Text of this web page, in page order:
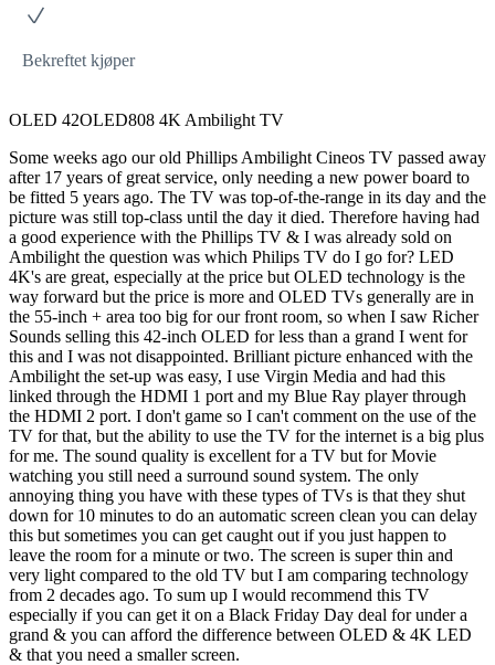
Bekreftet kjøper
OLED 42OLED808 4K Ambilight TV
Some weeks ago our old Phillips Ambilight Cineos TV passed away
after 17 years of great service, only needing a new power board to
be fitted 5 years ago. The TV was top-of-the-range in its day and the
picture was still top-class until the day it died. Therefore having had
a good experience with the Phillips TV & I was already sold on
Ambilight the question was which Philips TV do I go for? LED
4K's are great, especially at the price but OLED technology is the
way forward but the price is more and OLED TVs generally are in
the 55-inch + area too big for our front room, so when I saw Richer
Sounds selling this 42-inch OLED for less than a grand I went for
this and I was not disappointed. Brilliant picture enhanced with the
Ambilight the set-up was easy, I use Virgin Media and had this
linked through the HDMI 1 port and my Blue Ray player through
the HDMI 2 port. I don't game so I can't comment on the use of the
TV for that, but the ability to use the TV for the internet is a big plus
for me. The sound quality is excellent for a TV but for Movie
watching you still need a surround sound system. The only
annoying thing you have with these types of TVs is that they shut
down for 10 minutes to do an automatic screen clean you can delay
this but sometimes you can get caught out if you just happen to
leave the room for a minute or two. The screen is super thin and
very light compared to the old TV but I am comparing technology
from 2 decades ago. To sum up I would recommend this TV
especially if you can get it on a Black Friday Day deal for under a
grand & you can afford the difference between OLED & 4K LED
& that you need a smaller screen.